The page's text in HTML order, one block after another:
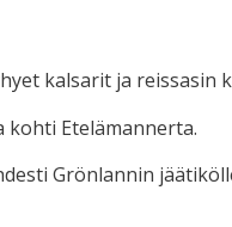
kalsarit ja reissasin
kohti Etelämannerta.
Grönlannin